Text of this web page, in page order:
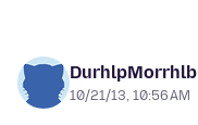
DurhlpMorrhlb
10/21/13, 10:56 AM